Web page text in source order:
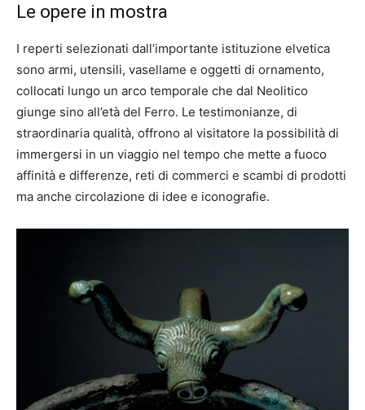
Le opere in mostra
I reperti selezionati dall’importante istituzione elvetica
sono armi, utensili, vasellame e oggetti di ornamento,
collocati lungo un arco temporale che dal Neolitico
giunge sino all’età del Ferro. Le testimonianze, di
straordinaria qualità, offrono al visitatore la possibilità di
immergersi in un viaggio nel tempo che mette a fuoco
affinità e differenze, reti di commerci e scambi di prodotti
ma anche circolazione di idee e iconografie.